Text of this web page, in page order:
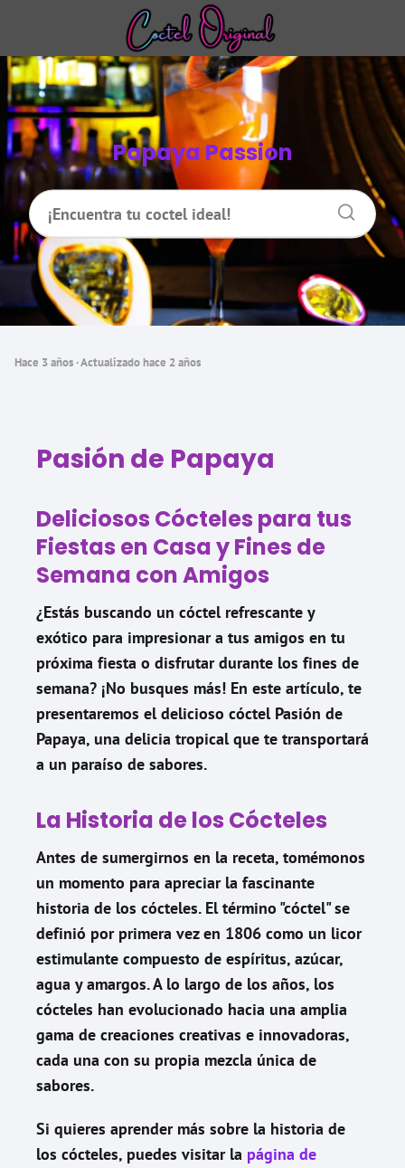
Papaya Passion
hace 3 años· Actualizado hace 2 años
Pasión de Papaya
Deliciosos Cócteles para tus
Fiestas en Casa y Fines de
Semana con Amigos
¿Estás buscando un cóctel refrescante y
exótico para impresionar a tus amigos en tu
próxima fiesta o disfrutar durante los fines de
semana? ¡No busques más! En este artículo, te
presentaremos el delicioso cóctel Pasión de
Papaya, una delicia tropical que te transportará
a un paraíso de sabores.
La Historia de los Cócteles
Antes de sumergirnos en la receta, tomémonos
un momento para apreciar la fascinante
historia de los cócteles. El término "cóctel" se
definió por primera vez en 1806 como un licor
estimulante compuesto de espíritus, azúcar,
agua y amargos. A lo largo de los años, los
cócteles han evolucionado hacia una amplia
gama de creaciones creativas e innovadoras,
cada una con su propia mezcla única de
sabores.
Si quieres aprender más sobre la historia de
los cócteles, puedes visitar la página de